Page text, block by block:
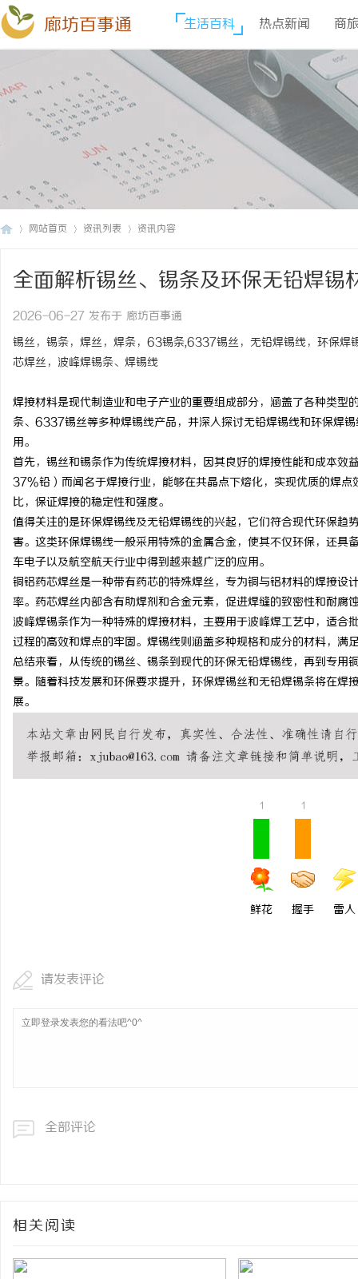
廊坊百事通 生活百科 热点新闻 商
网站首页 资讯列表 资讯内容
全面解析锡丝、锡条及环保无铅焊锡
2026-06-27 发布于 廊坊百事通
锡丝，锡条，焊丝，焊条，63锡条,6337锡丝，无铅焊锡线，环保
芯焊丝，波峰焊锡条、焊锡线
焊接材料是现代制造业和电子产业的重要组成部分，涵盖了各种类
条、6337锡丝等多种焊锡线产品，并深入探讨无铅焊锡线和环保焊
用。
首先，锡丝和锡条作为传统焊接材料，因其良好的焊接性能和成本
37%铅）而闻名于焊接行业，能够在共晶点下熔化，实现优质的焊
比，保证焊接的稳定性和强度。
值得关注的是环保焊锡线及无铅焊锡线的兴起，它们符合现代环保
害。这类环保焊锡线一般采用特殊的金属合金，使其不仅环保，还
车电子以及航空航天行业中得到越来越广泛的应用。
铜铝药芯焊丝是一种带有药芯的特殊焊丝，专为铜与铝材料的焊接
率。药芯焊丝内部含有助焊剂和合金元素，促进焊缝的致密性和耐腐
波峰焊锡条作为一种特殊的焊接材料，主要用于波峰焊工艺中，适
过程的高效和焊点的牢固。焊锡线则涵盖多种规格和成分的材料，满
总结来看，从传统的锡丝、锡条到现代的环保无铅焊锡线，再到专
景。随着科技发展和环保要求提升，环保焊锡丝和无铅焊锡条将在
展。
1
鲜花
1
握手 雷人
请发表评论
全部评论
相关阅读
武汉配眼镜 上海配眼镜